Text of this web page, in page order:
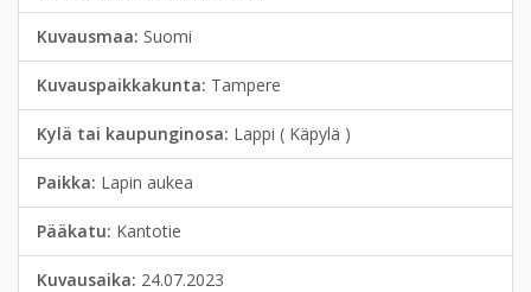
Kuvausmaa: Suomi
Kuvauspaikkakunta: Tampere
Kylä tai kaupunginosa: Lappi ( Käpylä )
Paikka: Lapin aukea
Pääkatu: Kantotie
Kuvausaika: 24.07.2023